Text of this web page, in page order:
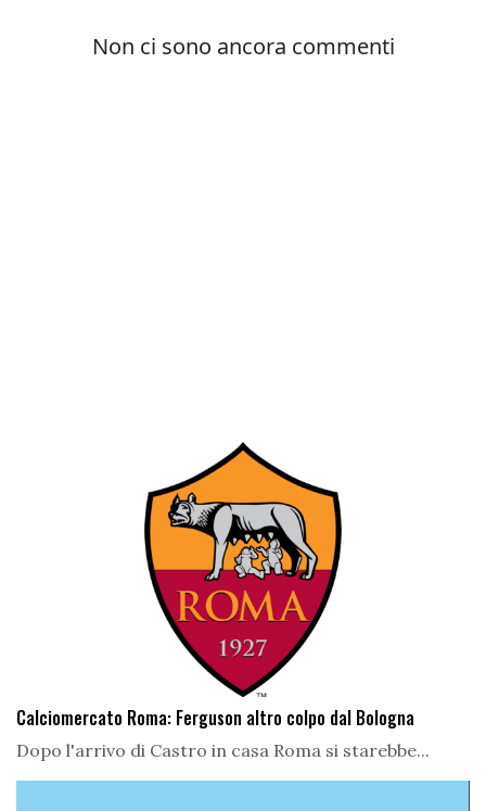
Calciomercato Roma: Ferguson altro colpo dal Bologna
Dopo l'arrivo di Castro in casa Roma si starebbe...